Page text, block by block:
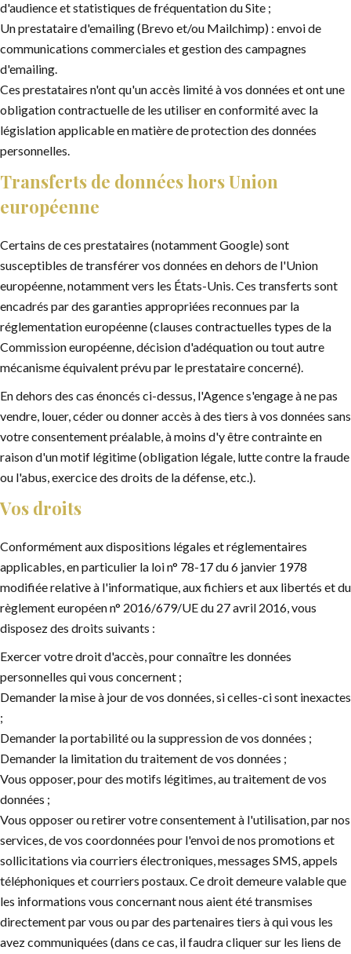
d'audience et statistiques de fréquentation du Site ;
Un prestataire d'emailing (Brevo et/ou Mailchimp) : envoi de
communications commerciales et gestion des campagnes
d'emailing.
Ces prestataires n'ont qu'un accès limité à vos données et ont une
obligation contractuelle de les utiliser en conformité avec la
législation applicable en matière de protection des données
personnelles.
Transferts de données hors Union
européenne
Certains de ces prestataires (notamment Google) sont
susceptibles de transférer vos données en dehors de l'Union
européenne, notamment vers les États-Unis. Ces transferts sont
encadrés par des garanties appropriées reconnues par la
réglementation européenne (clauses contractuelles types de la
Commission européenne, décision d'adéquation ou tout autre
mécanisme équivalent prévu par le prestataire concerné).
En dehors des cas énoncés ci-dessus, l'Agence s'engage à ne pas
vendre, louer, céder ou donner accès à des tiers à vos données sans
votre consentement préalable, à moins d'y être contrainte en
raison d'un motif légitime (obligation légale, lutte contre la fraude
ou l'abus, exercice des droits de la défense, etc.).
Vos droits
Conformément aux dispositions légales et réglementaires
applicables, en particulier la loi n° 78-17 du 6 janvier 1978
modifiée relative à l'informatique, aux fichiers et aux libertés et du
règlement européen n° 2016/679/UE du 27 avril 2016, vous
disposez des droits suivants :
Exercer votre droit d'accès, pour connaître les données
personnelles qui vous concernent ;
Demander la mise à jour de vos données, si celles-ci sont inexactes
;
Demander la portabilité ou la suppression de vos données ;
Demander la limitation du traitement de vos données ;
Vous opposer, pour des motifs légitimes, au traitement de vos
données ;
Vous opposer ou retirer votre consentement à l'utilisation, par nos
services, de vos coordonnées pour l'envoi de nos promotions et
sollicitations via courriers électroniques, messages SMS, appels
téléphoniques et courriers postaux. Ce droit demeure valable que
les informations vous concernant nous aient été transmises
directement par vous ou par des partenaires tiers à qui vous les
avez communiquées (dans ce cas, il faudra cliquer sur les liens de